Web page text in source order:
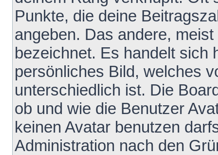
Punkte, die deine
angeben. Das andere,
bezeichnet. Es handelt sich
persönliches Bild, welches
unterschiedlich ist. Die
ob und wie die Benutzer
keinen Avatar benutzen
Administration nach den